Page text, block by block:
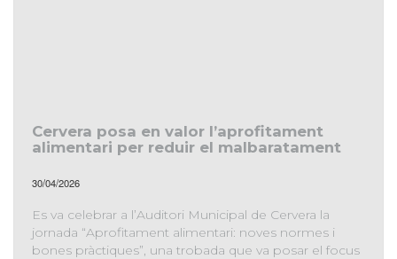
Cervera posa en valor l’aprofitament
alimentari per reduir el malbaratament
30/04/2026
Es va celebrar a l’Auditori Municipal de Cervera la
jornada “Aprofitament alimentari: noves normes i
bones pràctiques”, una trobada que va posar el focus